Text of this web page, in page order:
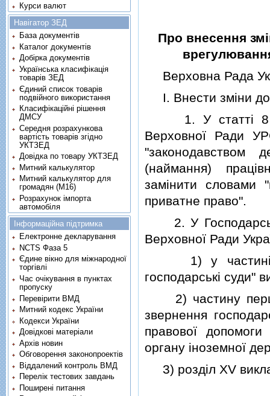
Про внесення
Верховна Рада
I. Внести змiни до
1. У статтi 8
Верховної Ради
"законодавством
(наймання)
замiнити словами
приватне право".
2. У
Верховної Ради
1) у частинi
господарськi суди"
2) частину
звернення
правової
органу iноземної
3) роздiл XV
Курси валют
Навігатор ЗЕД
База документів
Каталог документів
Добірка документів
Українська класифікація
товарів ЗЕД
Єдиний список товарів
подвійного використання
Класифікаційні рішення
ДМСУ
Середня розрахункова
вартість товарів згідно
УКТЗЕД
Довідка по товару УКТЗЕД
Митний калькулятор
Митний калькулятор для
громадян (М16)
Розрахунок імпорта
автомобіля
Інформаційна підтримка
Електронне декларування
NCTS Фаза 5
Єдине вікно для міжнародної
торгівлі
Час очікування в пунктах
пропуску
Перевірити ВМД
Митний кодекс України
Кодекси України
Довідкові матеріали
Архів новин
Обговорення законопроектів
Віддалений контроль ВМД
Перелік тестових завдань
Поширені питання